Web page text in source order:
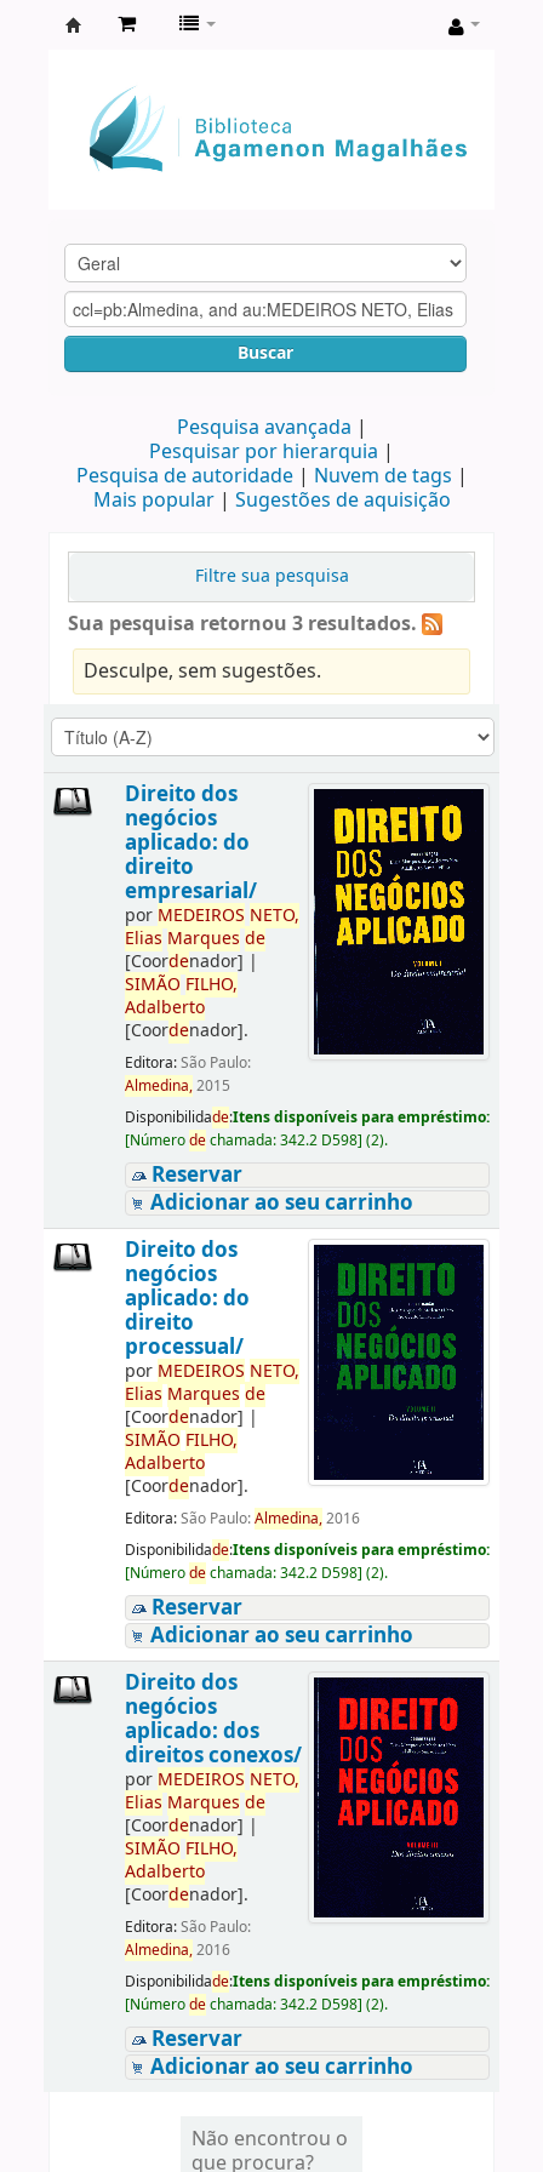
Agamenon
Magalhães
Buscar
Pesquisa avançada
Pesquisar por hierarquia
Pesquisa de autoridade
Nuvem de tags
Mais popular
Sugestões de aquisição
Filtre sua pesquisa
Sua pesquisa retornou 3 resultados.
Desculpe, sem sugestões.
Direito dos
negócios
aplicado: do
direito
empresarial/
por MEDEIROS NETO,
Elias Marques de
[Coordenador] |
SIMÃO FILHO,
Adalberto
[Coordenador].
Editora:São Paulo:
Almedina,2015
Disponibilidade:Itens disponíveis para empréstimo:
[Númerodechamada:342.2 D598] (2).
Reservar
Adicionar ao seu carrinho
Direito dos
negócios
aplicado: do
direito
processual/
por MEDEIROS NETO,
Elias Marques de
[Coordenador] |
SIMÃO FILHO,
Adalberto
[Coordenador].
Editora:São Paulo:Almedina,2016
Disponibilidade:Itens disponíveis para empréstimo:
[Númerodechamada:342.2 D598] (2).
Reservar
Adicionar ao seu carrinho
Direito dos
negócios
aplicado: dos
direitos conexos/
por MEDEIROS NETO,
Elias Marques de
[Coordenador] |
SIMÃO FILHO,
Adalberto
[Coordenador].
Editora:São Paulo:
Almedina,2016
Disponibilidade:Itens disponíveis para empréstimo:
[Númerodechamada:342.2 D598] (2).
Reservar
Adicionar ao seu carrinho
Não encontrou o
que procura?